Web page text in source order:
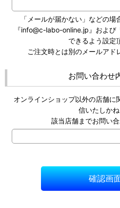
「メールが届かない」などの場
『info@c-labo-online.jp』およ
できるよう設定
ご注文時とは別のメールアド
お問い合わせ
オンラインショップ以外の店舗に
信いたしかね
該当店舗までお問い合
確認画